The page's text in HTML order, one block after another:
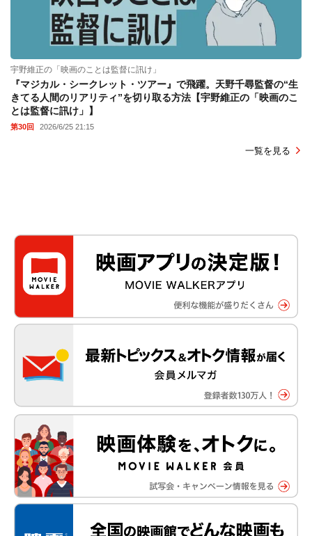
宇野維正の「映画のことは監督に訊け」
『マジカル・シークレット・ツアー』で飛躍。天野千尋監督の“生
きてる人間のリアリティ”を切り取る方法【宇野維正の「映画のこ
とは監督に訊け」】
第30回 2026/6/25 21:15
一覧を見る